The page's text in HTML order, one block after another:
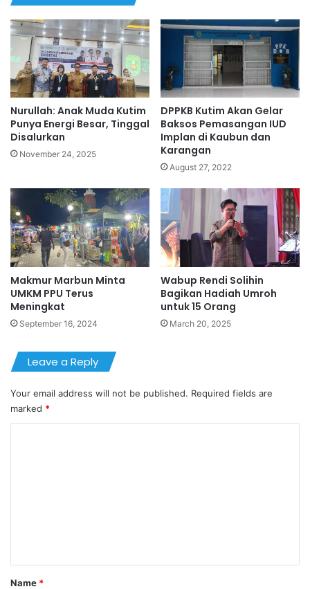
Nurullah: Anak Muda Kutim
Punya Energi Besar, Tinggal
Disalurkan
November 24, 2025
DPPKB Kutim Akan Gelar
Baksos Pemasangan IUD
Implan di Kaubun dan
Karangan
August 27, 2022
Makmur Marbun Minta
UMKM PPU Terus
Meningkat
September 16, 2024
Wabup Rendi Solihin
Bagikan Hadiah Umroh
untuk 15 Orang
March 20, 2025
Leave a Reply
Your email address will not be published. Required fields are
marked *
*
Name *